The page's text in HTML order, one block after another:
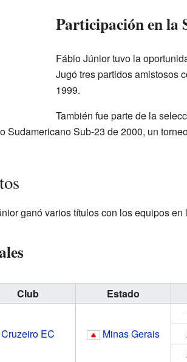
Participación en la
Fábio Júnior tuvo la
Jugó tres partidos amistosos
1999.
También fue parte de la
Sudamericano Sub-23 de 2000, un
ganó varios títulos con los equipos en
Club Estado
Cruzeiro EC
Minas Gerais